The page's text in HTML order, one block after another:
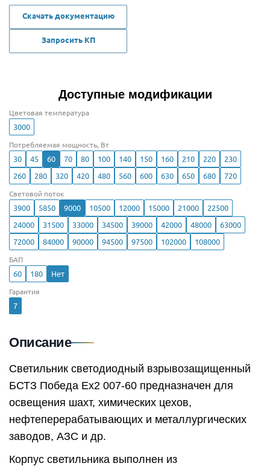
Скачать документацию
Запросить КП
Доступные модификации
Цветовая температура
3000
Потребляемая мощность, Вт
30 45 60 70 80 100 140 150 160 210 220
230
260
280 320 420 480 560 600 630 650 680 720
Световой поток
3900 5850 9000 10500 12000 15000 21000
22500
24000
31500 33000 34500 39000 42000 48000
63000
72000
84000 90000 94500 97500 102000 108000
БАП
60 180 Нет
Гарантия
7
Описание
Светильник светодиодный взрывозащищенный
БСТЗ Победа Ex2 007-60 предназначен для
освещения шахт, химических цехов,
нефтеперерабатывающих и металлургических
заводов, АЗС и др.
Корпус светильника выполнен из